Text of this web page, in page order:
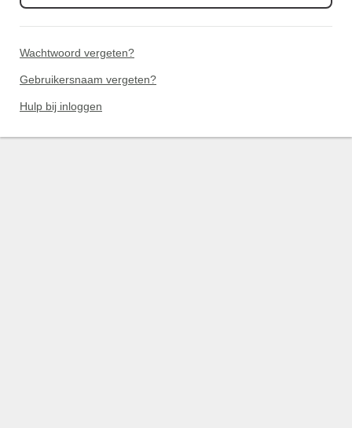
Wachtwoord vergeten?
Gebruikersnaam vergeten?
Hulp bij inloggen